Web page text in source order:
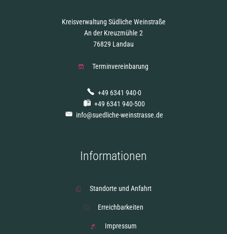
Kreisverwaltung Südliche Weinstraße
An der Kreuzmühle 2
76829 Landau
Terminvereinbarung
+49 6341 940-0
+49 6341 940-500
info@suedliche-weinstrasse.de
Informationen
Standorte und Anfahrt
Erreichbarkeiten
Impressum